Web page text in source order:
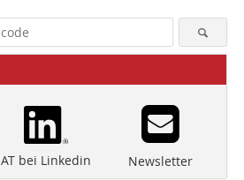
AT bei Linkedin Newsletter